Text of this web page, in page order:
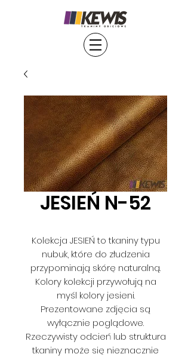
JESIEŃ N-52
Kolekcja JESIEŃ to tkaniny typu
nubuk, które do złudzenia
przypominają skórę naturalną.
Kolory kolekcji przywołują na
myśl kolory jesieni.
Prezentowane zdjęcia są
wyłącznie poglądowe.
Rzeczywisty odcień lub struktura
tkaniny może się nieznacznie